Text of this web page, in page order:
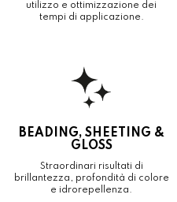
utilizzo e ottimizzazione dei
tempi di applicazione.
BEADING, SHEETING &
GLOSS
Straordinari risultati di
brillantezza, profondità di colore
e idrorepellenza.